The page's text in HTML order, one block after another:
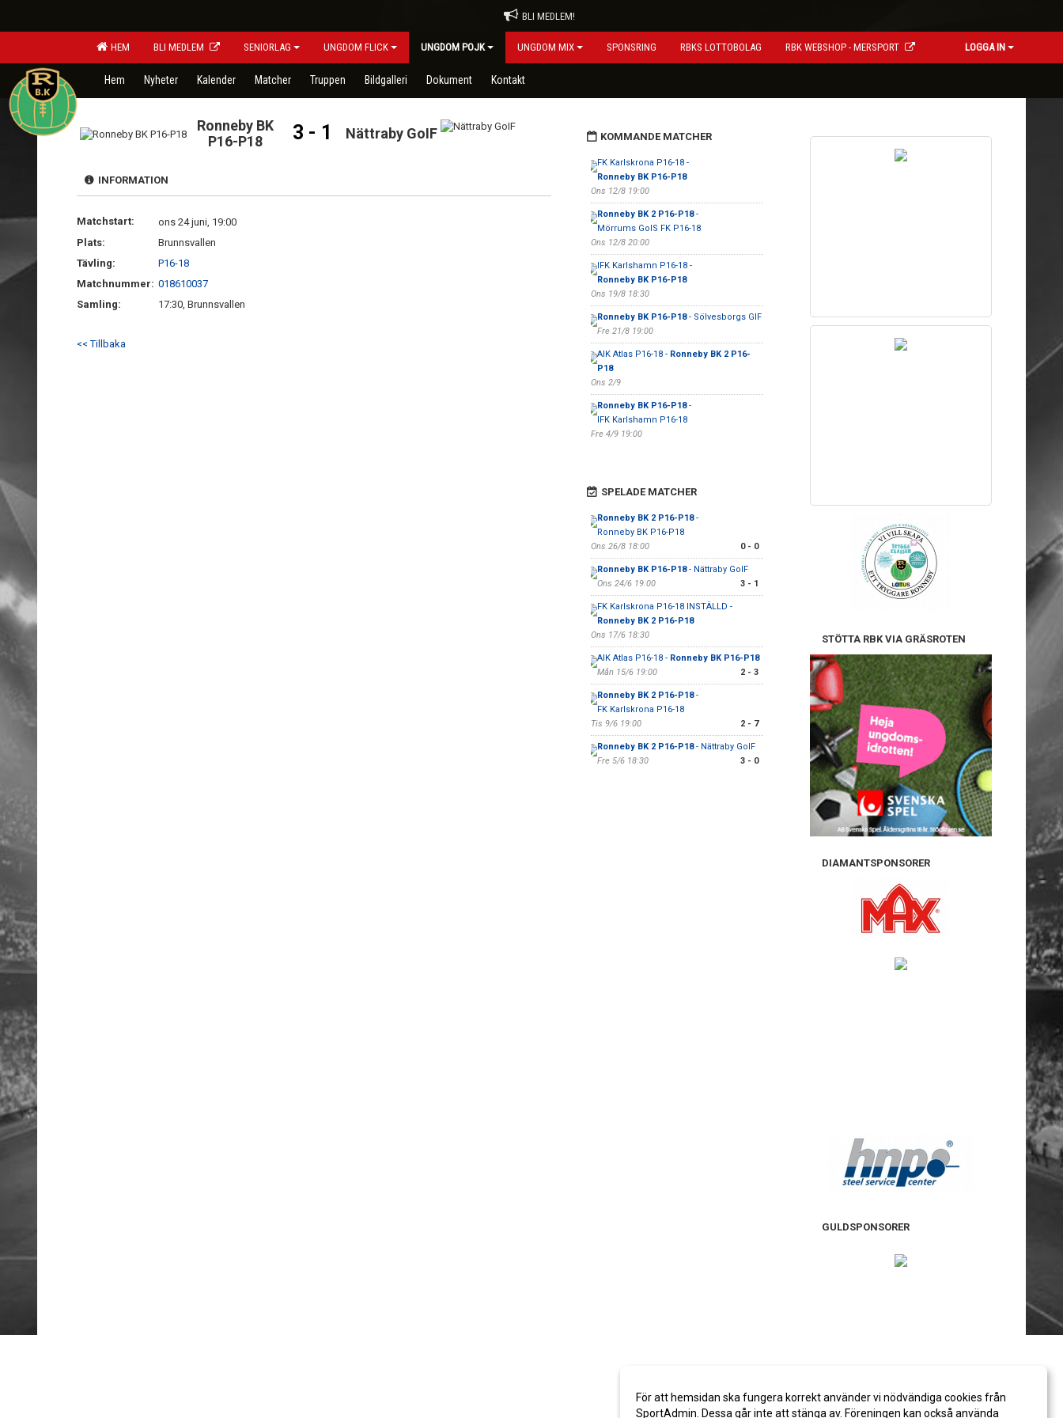
BLI MEDLEM!
HEM BLI MEDLEM SENIORLAG UNGDOM FLICK UNGDOM POJK UNGDOM MIX SPONSRING RBKS LOTTOBOLAG RBK WEBSHOP - MERSPORT LOGGA IN
Hem Nyheter Kalender Matcher Truppen Bildgalleri Dokument Kontakt
Ronneby BK
P16-P18
3 - 1 Nättraby GoIF
INFORMATION
Matchstart:
ons 24 juni, 19:00
Plats:
Brunnsvallen
Tävling:
P16-18
Matchnummer: 018610037
Samling:
17:30, Brunnsvallen
<< Tillbaka
KOMMANDE MATCHER
FK Karlskrona P16-18 -
Ronneby BK P16-P18
Ons 12/8 19:00
Ronneby BK 2 P16-P18-
Mörrums GoIS FK P16-18
Ons 12/8 20:00
IFK Karlshamn P16-18 -
Ronneby BK P16-P18
Ons 19/8 18:30
Ronneby BK P16-P18- Sölvesborgs GIF
Fre 21/8 19:00
AIK Atlas P16-18 - Ronneby BK 2 P16-
P18
Ons 2/9
Ronneby BK P16-P18-
IFK Karlshamn P16-18
Fre 4/9 19:00
SPELADE MATCHER
Ronneby BK 2 P16-P18-
Ronneby BK P16-P18
Ons 26/8 18:00
0 - 0
Ronneby BK P16-P18- Nättraby GoIF
Ons 24/6 19:00
3 - 1
FK Karlskrona P16-18 INSTÄLLD -
Ronneby BK 2 P16-P18
Ons 17/6 18:30
AIK Atlas P16-18 - Ronneby BK P16-P18
Mån 15/6 19:00
2 - 3
Ronneby BK 2 P16-P18-
FK Karlskrona P16-18
Tis 9/6 19:00
2 - 7
Ronneby BK 2 P16-P18- Nättraby GoIF
Fre 5/6 18:30
3 - 0
STÖTTA RBK VIA GRÄSROTEN
DIAMANTSPONSORER
GULDSPONSORER
För att hemsidan ska fungera korrekt använder vi nödvändiga cookies från
SportAdmin. Dessa går inte att stänga av. Föreningen kan också använda